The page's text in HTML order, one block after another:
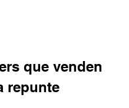
que venden
repunte